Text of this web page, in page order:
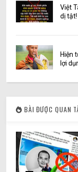
Việt
dị tật!
Hiện
lợi
BÀI ĐƯỢC QUAN